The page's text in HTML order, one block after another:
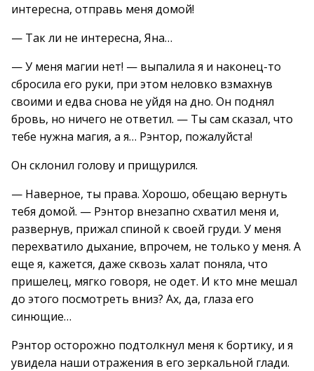
интересна, отправь меня домой!
— Так ли не интересна, Яна…
— У меня магии нет! — выпалила я и наконец-то
сбросила его руки, при этом неловко взмахнув
своими и едва снова не уйдя на дно. Он поднял
бровь, но ничего не ответил. — Ты сам сказал, что
тебе нужна магия, а я… Рэнтор, пожалуйста!
Он склонил голову и прищурился.
— Наверное, ты права. Хорошо, обещаю вернуть
тебя домой. — Рэнтор внезапно схватил меня и,
развернув, прижал спиной к своей груди. У меня
перехватило дыхание, впрочем, не только у меня. А
еще я, кажется, даже сквозь халат поняла, что
пришелец, мягко говоря, не одет. И кто мне мешал
до этого посмотреть вниз? Ах, да, глаза его
синющие…
Рэнтор осторожно подтолкнул меня к бортику, и я
увидела наши отражения в его зеркальной глади.